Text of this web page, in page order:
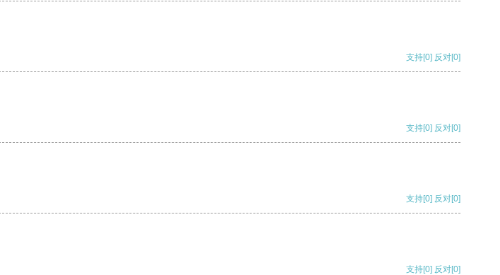
支持[0] 反对[0]
支持[0] 反对[0]
支持[0] 反对[0]
支持[0] 反对[0]